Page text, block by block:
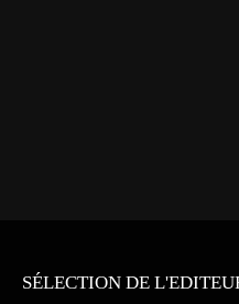
SÉLECTION DE